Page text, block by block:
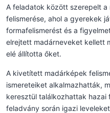
A feladatok között szerepelt a
felismerése, ahol a gyerekek
formafelismerést és a
elrejtett madárneveket kellett
elé állította őket.
A kivetített madárképek
ismereteiket alkalmazhatták,
keresztül találkozhattak hazai
feladvány során igazi